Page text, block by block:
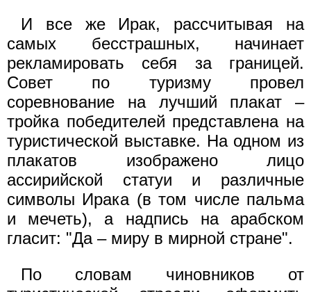
И все же Ирак, рассчитывая на
самых бесстрашных, начинает
рекламировать себя за границей.
Совет по туризму провел
соревнование на лучший плакат –
тройка победителей представлена на
туристической выставке. На одном из
плакатов изображено лицо
ассирийской статуи и различные
символы Ирака (в том числе пальма
и мечеть), а надпись на арабском
гласит: "Да – миру в мирной стране".
По словам чиновников от